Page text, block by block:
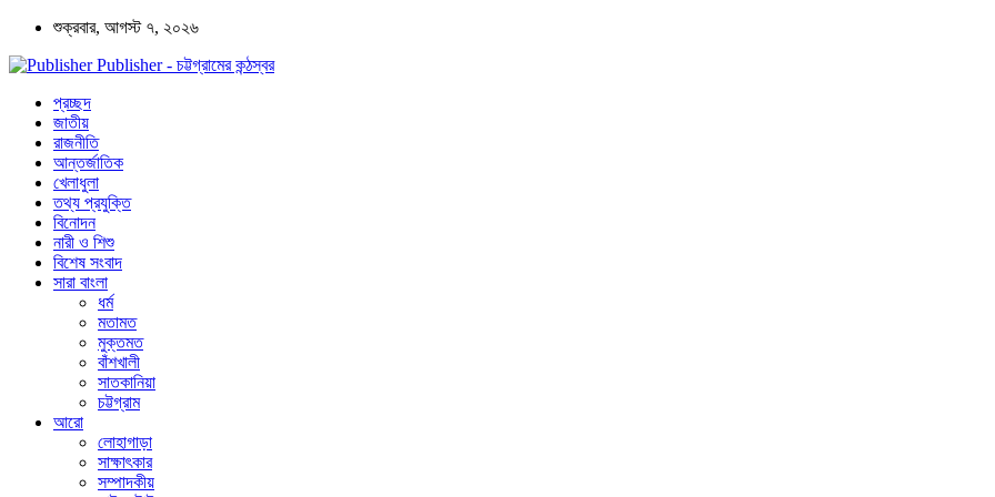
শুক্রবার, আগস্ট ৭, ২০২৬
Publisher - চট্টগ্রামের কন্ঠস্বর
প্রচ্ছদ
জাতীয়
রাজনীতি
আন্তর্জাতিক
খেলাধুলা
তথ্য প্রযুক্তি
বিনোদন
নারী ও শিশু
বিশেষ সংবাদ
সারা বাংলা
ধর্ম
মতামত
মুক্তমত
বাঁশখালী
সাতকানিয়া
চট্টগ্রাম
আরো
লোহাগাড়া
সাক্ষাৎকার
সম্পাদকীয়